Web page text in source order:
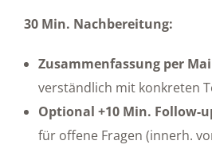
30 Min. Nachbereitung:
Zusammenfassung per
verständlich mit konkreten
Optional +10 Min. Follow-
für offene Fragen (innerh.